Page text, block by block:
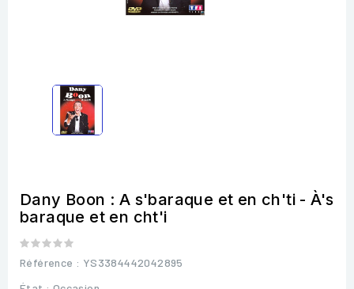
Dany Boon : A s'baraque et en ch'ti - À's
baraque et en cht'i
Référence : YS3384442042895